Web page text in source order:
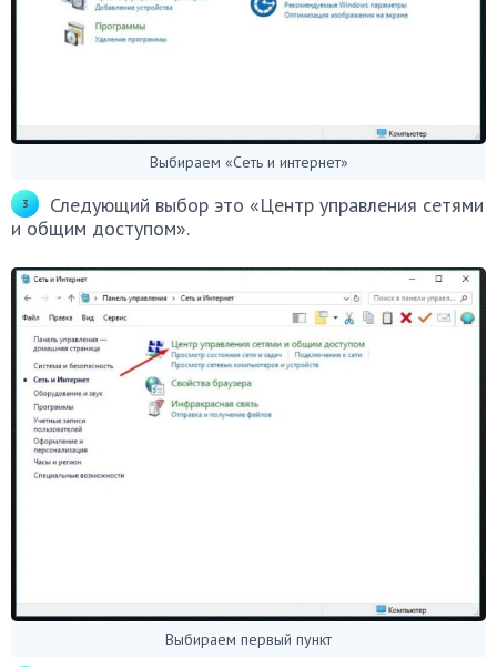
Выбираем «Сеть и интернет»
Следующий выбор это «Центр управления сетями
и общим доступом».
Выбираем первый пункт